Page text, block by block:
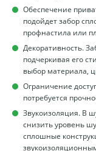
Обеспечение
подойдет забор
профнастила или
Декоративность.
подчеркивая его
выбор материала,
Ограничение
потребуется
Звукоизоляция. В
снизить уровень
сплошные